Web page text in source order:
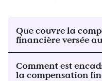
Que couvre la
financière versée
Comment est
la compensation